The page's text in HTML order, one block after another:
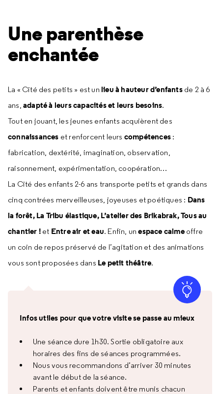
Une parenthèse
enchantée
La « Cité des petits » est un lieu à hauteur d’enfants de 2 à 6
ans, adapté à leurs capacités et leurs besoins.
Tout en jouant, les jeunes enfants acquièrent des
connaissances et renforcent leurs compétences :
fabrication, dextérité, imagination, observation,
raisonnement, expérimentation, coopération…
La Cité des enfants 2-6 ans transporte petits et grands dans
cinq contrées merveilleuses, joyeuses et poétiques : Dans
la forêt, La Tribu élastique, L’atelier des Brikabrak, Tous au
chantier ! et Entre air et eau. Enfin, unespace calmeoffre
un coin de repos préservé de l’agitation et des animations
vous sont proposées dans Le petit théâtre.
Infos utiles pour que votre visite se passe au mieux
Une séance dure 1h30. Sortie obligatoire aux
horaires des fins de séances programmées.
Nous vous recommandons d’arriver 30 minutes
avant le début de la séance.
Parents et enfants doivent être munis chacun